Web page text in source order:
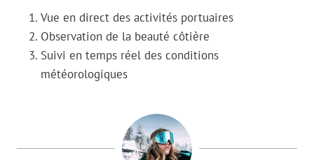
Vue en direct des activités portuaires
Observation de la beauté côtière
Suivi en temps réel des conditions
météorologiques